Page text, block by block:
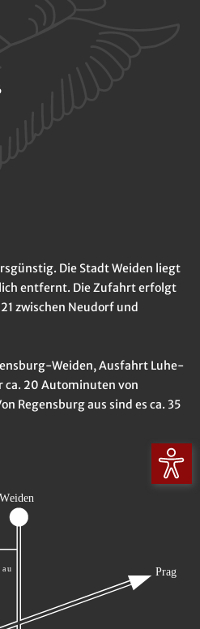
Die Stadt Weiden liegt
entfernt. Die Zufahrt erfolgt
zwischen Neudorf und
Weiden, Ausfahrt Luhe-
ca. 20 Autominuten von
Regensburg aus sind es ca. 35